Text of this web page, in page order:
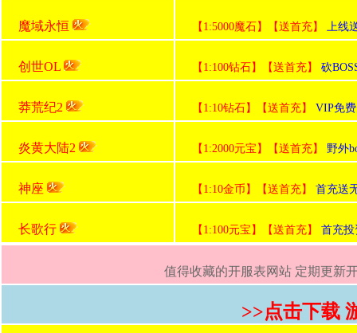
魔域永恒 【1:5000魔石】【送首充】 上线
创世OL 【1:100钻石】【送首充】 砍
莽荒纪2 【1:10钻石】【送首充】 VIP免
炎黄大陆2 【1:2000元宝】【送首充】 野外
神座 【1:10金币】【送首充】 首充送
长歌行 【1:100元宝】【送首充】 首充
值得收藏的开服表网站 定期更新
>>点击下载